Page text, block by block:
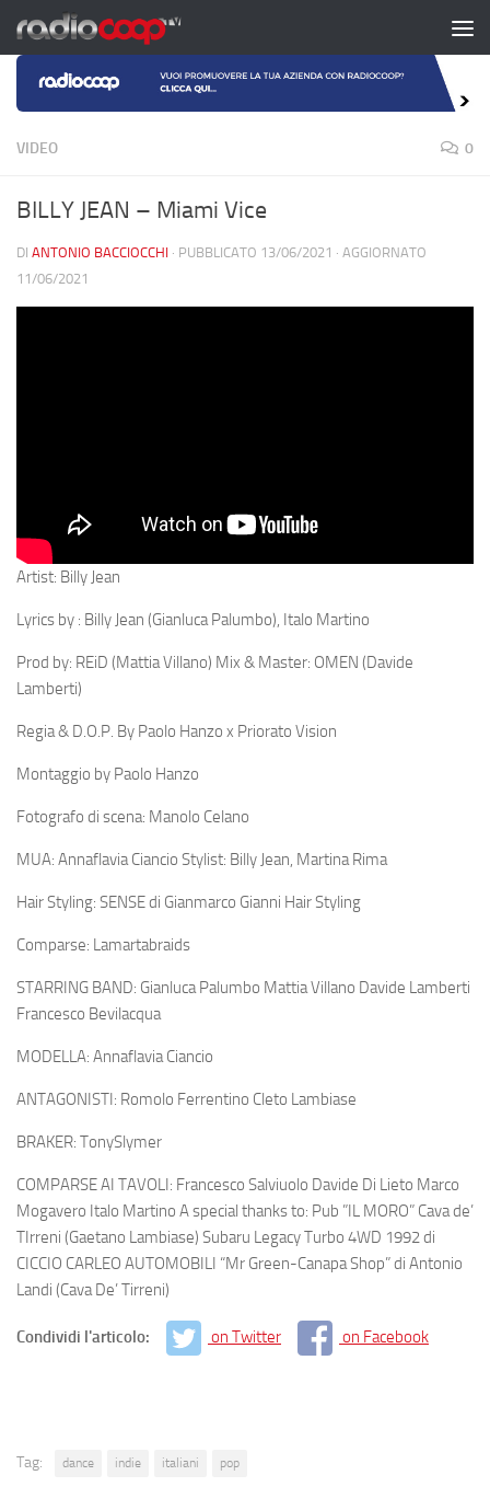
Salta al contenuto
VIDEO 0
BILLY JEAN – Miami Vice
DI ANTONIO BACCIOCCHI · PUBBLICATO 13/06/2021 · AGGIORNATO
11/06/2021
Artist: Billy Jean
Lyrics by : Billy Jean (Gianluca Palumbo), Italo Martino
Prod by: REiD (Mattia Villano) Mix & Master: OMEN (Davide
Lamberti)
Regia & D.O.P. By Paolo Hanzo x Priorato Vision
Montaggio by Paolo Hanzo
Fotografo di scena: Manolo Celano
MUA: Annaflavia Ciancio Stylist: Billy Jean, Martina Rima
Hair Styling: SENSE di Gianmarco Gianni Hair Styling
Comparse: Lamartabraids
STARRING BAND: Gianluca Palumbo Mattia Villano Davide Lamberti
Francesco Bevilacqua
MODELLA: Annaflavia Ciancio
ANTAGONISTI: Romolo Ferrentino Cleto Lambiase
BRAKER: TonySlymer
COMPARSE AI TAVOLI: Francesco Salviuolo Davide Di Lieto Marco
Mogavero Italo Martino A special thanks to: Pub ”IL MORO” Cava de’
TIrreni (Gaetano Lambiase) Subaru Legacy Turbo 4WD 1992 di
CICCIO CARLEO AUTOMOBILI “Mr Green-Canapa Shop” di Antonio
Landi (Cava De’ Tirreni)
Condividi l'articolo: on Twitter on Facebook
Tag: dance indie italiani pop